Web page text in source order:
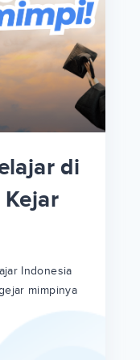
di
Indonesia
mimpinya